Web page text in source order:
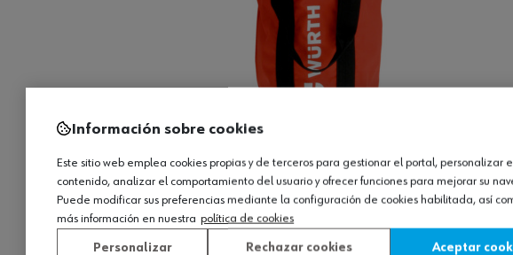
Ver producto
Información sobre cookies
Este sitio web emplea cookies propias y de terceros para gestionar el portal, personalizar
contenido, analizar el comportamiento del usuario y ofrecer funciones para mejorar su
Puede modificar sus preferencias mediante la configuración de cookies habilitada, así
más información en nuestra política de cookies
Personalizar Rechazar cookies Aceptar